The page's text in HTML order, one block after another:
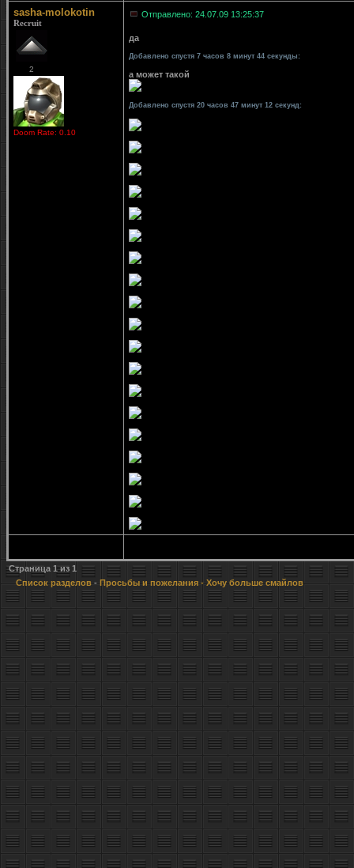
sasha-molokotin
Recruit
2
Doom Rate: 0.10
Отправлено: 24.07.09 13:25:37
да
Добавлено спустя 7 часов 8 минут 44 секунды:
а может такой
Добавлено спустя 20 часов 47 минут 12 секунд:
Страница 1из 1
Список разделов - Просьбы и пожелания - Хочу больше смайлов